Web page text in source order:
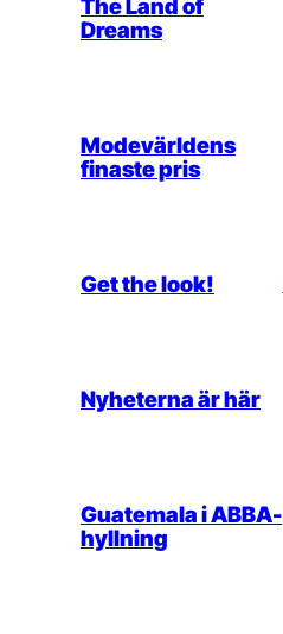
The Land of
Dreams
Modevärldens
finaste pris
Get the look!
Nyheterna är här
Guatemala i ABBA-
hyllning